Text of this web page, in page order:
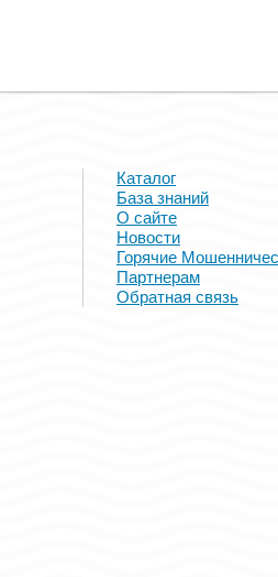
Каталог
База знаний
О сайте
Новости
Горячие
Партнерам
Обратная связь